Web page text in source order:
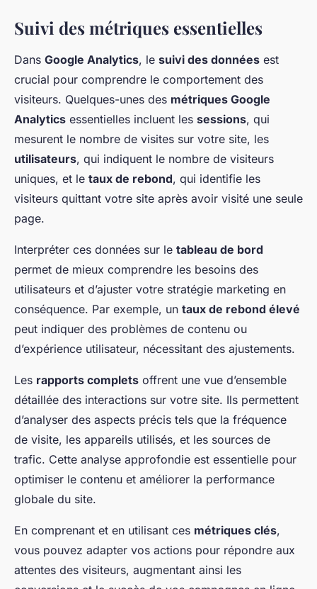
Suivi des métriques essentielles
Dans Google Analytics, le suivi des données est
crucial pour comprendre le comportement des
visiteurs. Quelques-unes des métriques Google
Analytics essentielles incluent les sessions, qui
mesurent le nombre de visites sur votre site, les
utilisateurs, qui indiquent le nombre de visiteurs
uniques, et le taux de rebond, qui identifie les
visiteurs quittant votre site après avoir visité une seule
page.
Interpréter ces données sur le tableau de bord
permet de mieux comprendre les besoins des
utilisateurs et d’ajuster votre stratégie marketing en
conséquence. Par exemple, un taux de rebond élevé
peut indiquer des problèmes de contenu ou
d’expérience utilisateur, nécessitant des ajustements.
Les rapports complets offrent une vue d’ensemble
détaillée des interactions sur votre site. Ils permettent
d’analyser des aspects précis tels que la fréquence
de visite, les appareils utilisés, et les sources de
trafic. Cette analyse approfondie est essentielle pour
optimiser le contenu et améliorer la performance
globale du site.
En comprenant et en utilisant ces métriques clés,
vous pouvez adapter vos actions pour répondre aux
attentes des visiteurs, augmentant ainsi les